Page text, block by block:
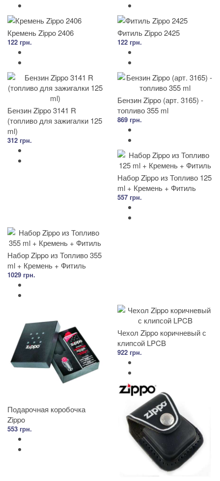
Кремень Zippo 2406
122 грн.
Фитиль Zippo 2425
122 грн.
Бензин Zippo 3141 R
(топливо для зажигалки 125
ml)
312 грн.
Бензин Zippo (арт. 3165) -
топливо 355 ml
869 грн.
Набор Zippo из Топливо 125
ml + Кремень + Фитиль
557 грн.
Набор Zippo из Топливо 355
ml + Кремень + Фитиль
1029 грн.
Подарочная коробочка
Zippo
553 грн.
Чехол Zippo коричневый с
клипсой LPCB
922 грн.